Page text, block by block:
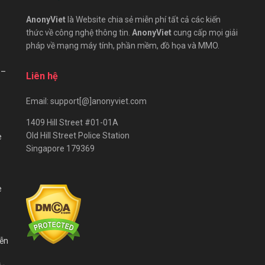
AnonyVietlà Website chia sẻ miễn phí tất cả các kiến
thức về công nghệ thông tin. AnonyViet cung cấp mọi giải
pháp về mạng máy tính, phần mềm, đồ họa và MMO.
Liên hệ
Email: support[@]anonyviet.com
1409 Hill Street #01-01A
Old Hill Street Police Station
Singapore 179369